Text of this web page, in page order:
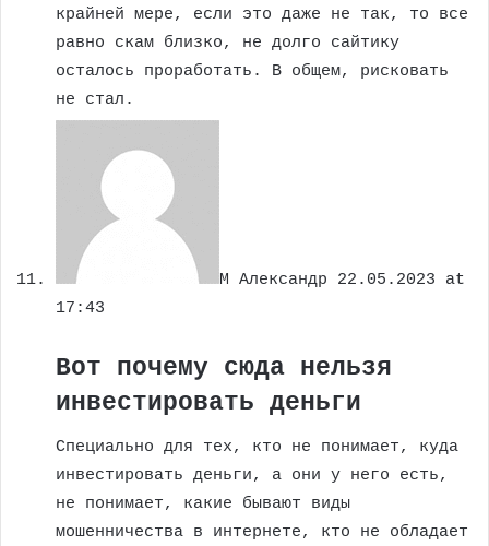
крайней мере, если это даже не так, то все
равно скам близко, не долго сайтику
осталось проработать. В общем, рисковать
не стал.
М Александр 22.05.2023 at
17:43
Вот почему сюда нельзя
инвестировать деньги
Специально для тех, кто не понимает, куда
инвестировать деньги, а они у него есть,
не понимает, какие бывают виды
мошенничества в интернете, кто не обладает